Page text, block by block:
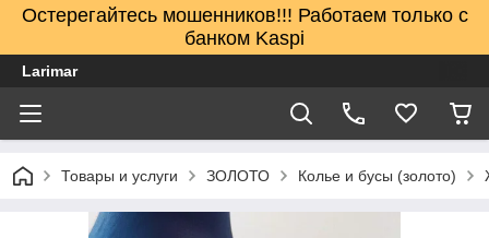
Остерегайтесь мошенников!!! Работаем только с
банком Kaspi
Larimar
Товары и услуги ЗОЛОТО Колье и бусы (золото)